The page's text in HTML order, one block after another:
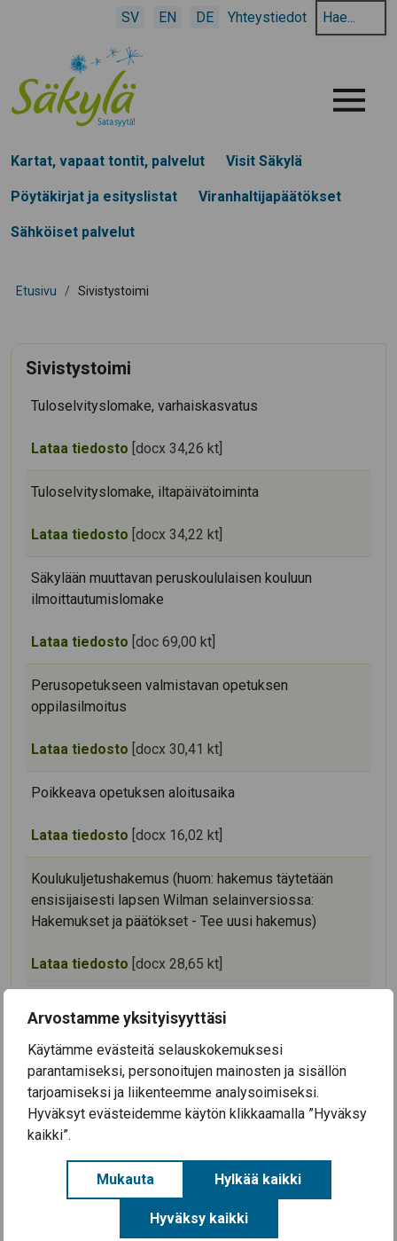
Arvostamme yksityisyyttäsi
Käytämme evästeitä selauskokemuksesi
parantamiseksi, personoitujen mainosten ja sisällön
tarjoamiseksi ja liikenteemme analysoimiseksi.
Hyväksyt evästeidemme käytön klikkaamalla ”Hyväksy
kaikki”.
Mukauta Hylkää kaikki
Hyväksy kaikki
SV EN DE Yhteystiedot
Hae
hakusanalla:
Menu
Kartat, vapaat tontit, palvelut Visit Säkylä
Pöytäkirjat ja esityslistat Viranhaltijapäätökset
Sähköiset palvelut
Etusivu / Sivistystoimi
Sivistystoimi
Tuloselvityslomake, varhaiskasvatus
Lataa tiedosto [docx 34,26 kt]
Tuloselvityslomake, iltapäivätoiminta
Lataa tiedosto [docx 34,22 kt]
Säkylään muuttavan peruskoululaisen kouluun
ilmoittautumislomake
Lataa tiedosto [doc 69,00 kt]
Perusopetukseen valmistavan opetuksen
oppilasilmoitus
Lataa tiedosto [docx 30,41 kt]
Poikkeava opetuksen aloitusaika
Lataa tiedosto [docx 16,02 kt]
Koulukuljetushakemus (huom: hakemus täytetään
ensisijaisesti lapsen Wilman selainversiossa:
Hakemukset ja päätökset - Tee uusi hakemus)
Lataa tiedosto [docx 28,65 kt]
Ajankohtaista
3.8.2026
Koulutyö alkaa Säkylän kouluissa ke 12.8.2026
14.7.2026
Aineellisen avun kortteja on nyt haettavissa
Säkylässä (EU-ruokakortteja)